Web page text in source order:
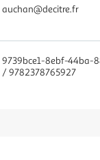
auchan@decitre.fr
9739bce1-8ebf-44ba-
/ 9782378765927